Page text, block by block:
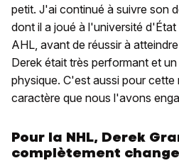
petit. J'ai continué à suivre son
dont il a joué à l'université
AHL, avant de réussir à
Derek était très performant et
physique. C'est aussi pour cette
caractère que nous l'avons
Pour la NHL, Derek
complètement